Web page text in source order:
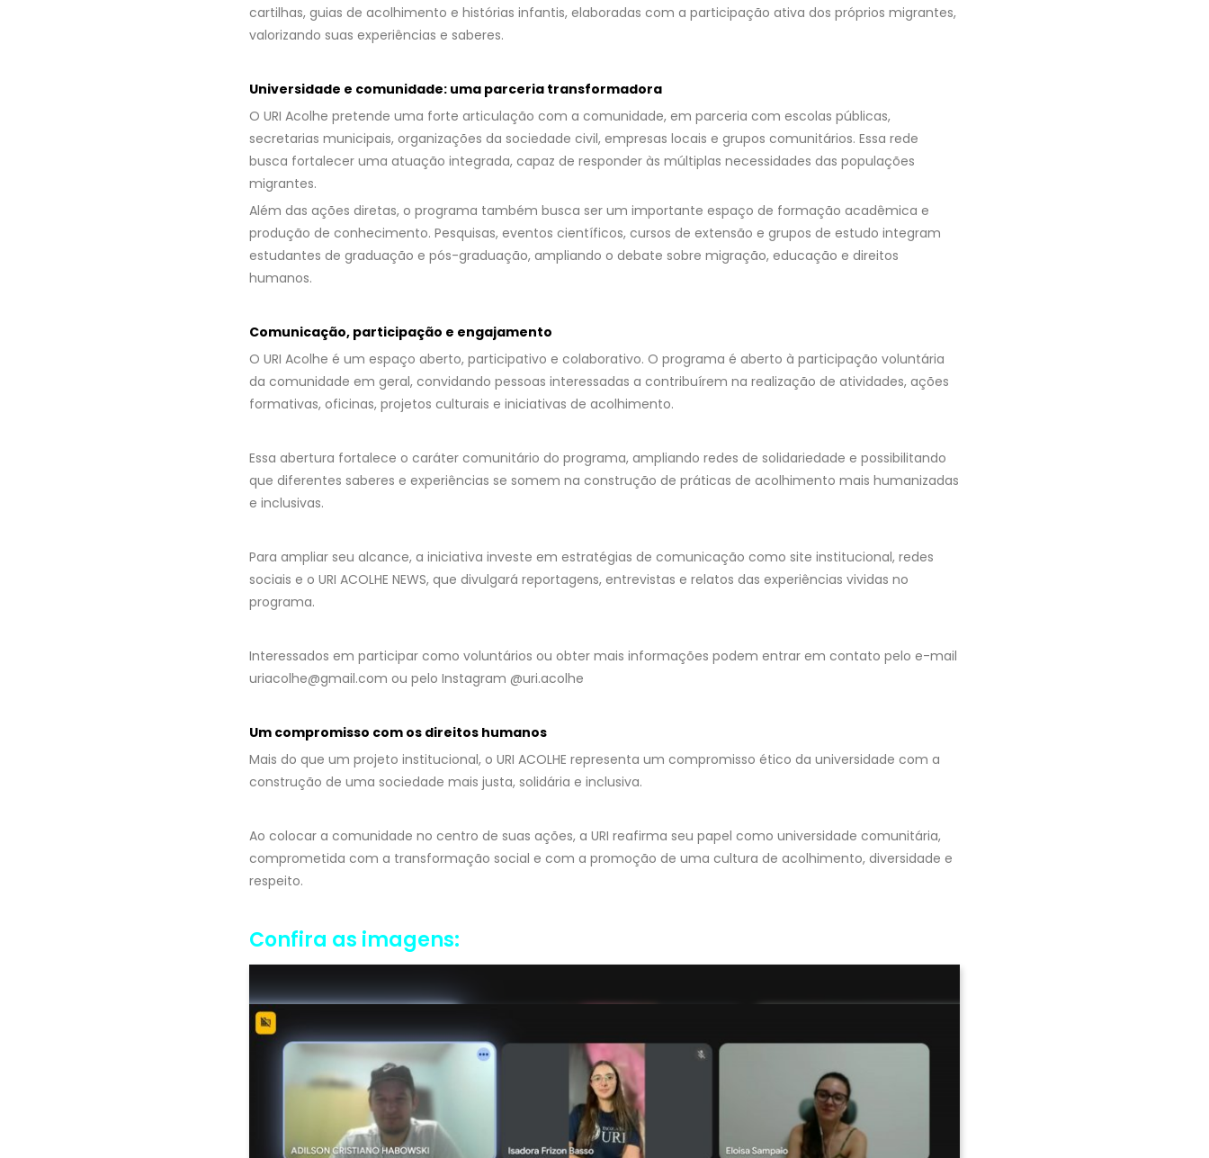
cartilhas, guias de acolhimento e histórias infantis, elaboradas com a participação ativa dos próprios migrantes,
valorizando suas experiências e saberes.
Universidade e comunidade: uma parceria transformadora
O URI Acolhe pretende uma forte articulação com a comunidade, em parceria com escolas públicas,
secretarias municipais, organizações da sociedade civil, empresas locais e grupos comunitários. Essa rede
busca fortalecer uma atuação integrada, capaz de responder às múltiplas necessidades das populações
migrantes.
Além das ações diretas, o programa também busca ser um importante espaço de formação acadêmica e
produção de conhecimento. Pesquisas, eventos científicos, cursos de extensão e grupos de estudo integram
estudantes de graduação e pós-graduação, ampliando o debate sobre migração, educação e direitos
humanos.
Comunicação, participação e engajamento
O URI Acolhe é um espaço aberto, participativo e colaborativo. O programa é aberto à participação voluntária
da comunidade em geral, convidando pessoas interessadas a contribuírem na realização de atividades, ações
formativas, oficinas, projetos culturais e iniciativas de acolhimento.
Essa abertura fortalece o caráter comunitário do programa, ampliando redes de solidariedade e possibilitando
que diferentes saberes e experiências se somem na construção de práticas de acolhimento mais humanizadas
e inclusivas.
Para ampliar seu alcance, a iniciativa investe em estratégias de comunicação como site institucional, redes
sociais e o URI ACOLHE NEWS, que divulgará reportagens, entrevistas e relatos das experiências vividas no
programa.
Interessados em participar como voluntários ou obter mais informações podem entrar em contato pelo e-mail
uriacolhe@gmail.com ou pelo Instagram @uri.acolhe
Um compromisso com os direitos humanos
Mais do que um projeto institucional, o URI ACOLHE representa um compromisso ético da universidade com a
construção de uma sociedade mais justa, solidária e inclusiva.
Ao colocar a comunidade no centro de suas ações, a URI reafirma seu papel como universidade comunitária,
comprometida com a transformação social e com a promoção de uma cultura de acolhimento, diversidade e
respeito.
Confira as imagens: